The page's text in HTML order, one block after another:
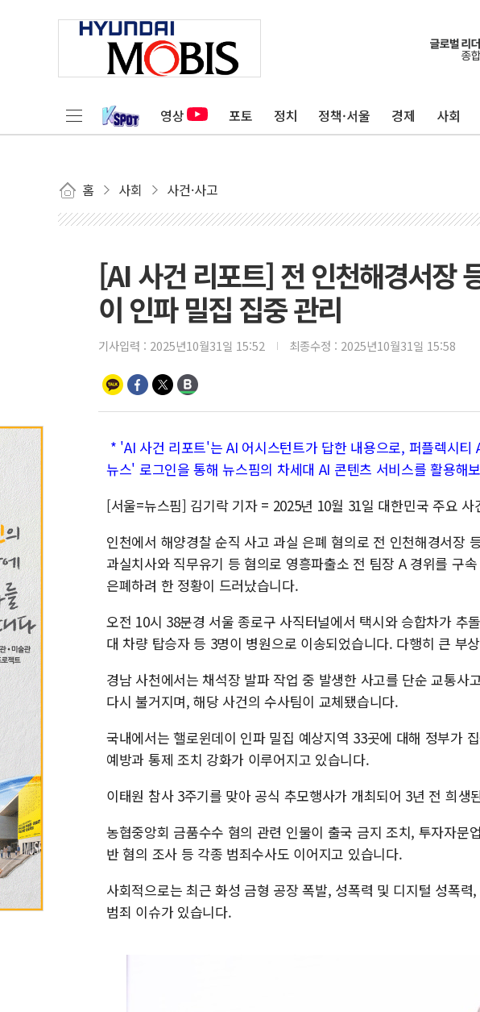
영상 포토 정치 정책·서울 경제 사회
홈 사회 사건·사고
[AI 사건 리포트] 전 인천해경서장
이 인파 밀집 집중 관리
기사입력 : 2025년10월31일 15:52 최종수정 : 2025년10월31일 15:58
* 'AI 사건 리포트'는 AI 어시스턴트가 답한 내용으로, 퍼플렉시티
뉴스' 로그인을 통해 뉴스핌의 차세대 AI 콘텐츠 서비스를 활용해
[서울=뉴스핌] 김기락 기자 = 2025년 10월 31일 대한민국 주요 사
인천에서 해양경찰 순직 사고 과실 은폐 혐의로 전 인천해경서장
과실치사와 직무유기 등 혐의로 영흥파출소 전 팀장 A 경위를 구
은폐하려 한 정황이 드러났습니다.​
오전 10시 38분경 서울 종로구 사직터널에서 택시와 승합차가 추
대 차량 탑승자 등 3명이 병원으로 이송되었습니다. 다행히 큰 부
경남 사천에서는 채석장 발파 작업 중 발생한 사고를 단순 교통사
다시 불거지며, 해당 사건의 수사팀이 교체됐습니다.​
국내에서는 핼로윈데이 인파 밀집 예상지역 33곳에 대해 정부가
예방과 통제 조치 강화가 이루어지고 있습니다.​
이태원 참사 3주기를 맞아 공식 추모행사가 개최되어 3년 전 희생
농협중앙회 금품수수 혐의 관련 인물이 출국 금지 조치, 투자자문
반 혐의 조사 등 각종 범죄수사도 이어지고 있습니다.​
사회적으로는 최근 화성 금형 공장 폭발, 성폭력 및 디지털 성폭력
범죄 이슈가 있습니다.